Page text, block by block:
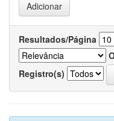
Resultados/Página
Registro(s)